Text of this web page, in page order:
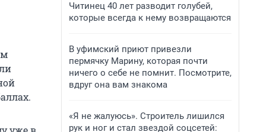
Читинец 40 лет разводит голубей,
которые всегда к нему возвращаются
В уфимский приют привезли
пермячку Марину, которая почти
ничего о себе не помнит. Посмотрите,
вдруг она вам знакома
«Я не жалуюсь». Строитель лишился
рук и ног и стал звездой соцсетей: